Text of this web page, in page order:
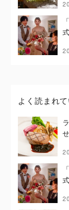
よく読まれ
せ